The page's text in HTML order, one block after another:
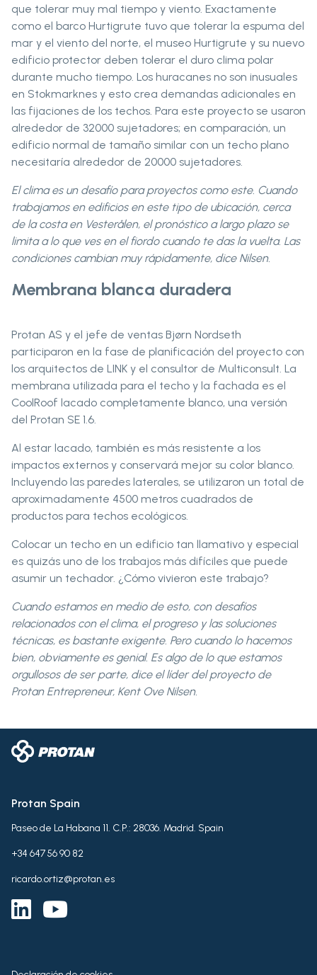
que tolerar muy mal tiempo y viento. Exactamente
como el barco Hurtigrute tuvo que tolerar la espuma del
mar y el viento del norte, el museo Hurtigrute y su nuevo
edificio protector deben tolerar el duro clima polar
durante mucho tiempo. Los huracanes no son inusuales
en Stokmarknes y esto crea demandas adicionales en
las fijaciones de los techos. Para este proyecto se usaron
alrededor de 32000 sujetadores; en comparación, un
edificio normal de tamaño similar con un techo plano
necesitaría alrededor de 20000 sujetadores.
El clima es un desafío para proyectos como este. Cuando
trabajamos en edificios en este tipo de ubicación, cerca
de la costa en Vesterålen, el pronóstico a largo plazo se
limita a lo que ves en el fiordo cuando te das la vuelta. Las
condiciones cambian muy rápidamente, dice Nilsen.
Membrana blanca duradera
Protan AS y el jefe de ventas Bjørn Nordseth
participaron en la fase de planificación del proyecto con
los arquitectos de LINK y el consultor de Multiconsult. La
membrana utilizada para el techo y la fachada es el
CoolRoof lacado completamente blanco, una versión
del Protan SE 1.6.
Al estar lacado, también es más resistente a los
impactos externos y conservará mejor su color blanco.
Incluyendo las paredes laterales, se utilizaron un total de
aproximadamente 4500 metros cuadrados de
productos para techos ecológicos.
Colocar un techo en un edificio tan llamativo y especial
es quizás uno de los trabajos más difíciles que puede
asumir un techador. ¿Cómo vivieron este trabajo?
Cuando estamos en medio de esto, con desafíos
relacionados con el clima, el progreso y las soluciones
técnicas, es bastante exigente. Pero cuando lo hacemos
bien, obviamente es genial. Es algo de lo que estamos
orgullosos de ser parte, dice el líder del proyecto de
Protan Entrepreneur, Kent Ove Nilsen.
Protan Spain
Paseo de La Habana 11. C.P.: 28036. Madrid. Spain
+34 647 56 90 82
ricardo.ortiz@protan.es